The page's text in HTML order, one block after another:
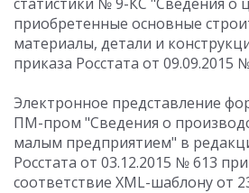
приобретенные основные
материалы, детали и
приказа Росстата от 09.09.2015
Электронное представление
ПМ-пром "Сведения о
малым предприятием" в
Росстата от 03.12.2015 № 613
соответствие XML-шаблону от